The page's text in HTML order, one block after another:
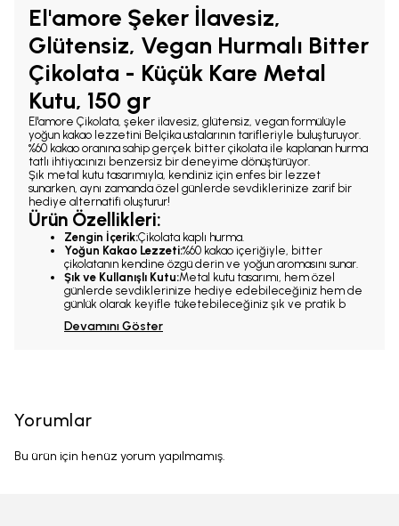
El'amore Şeker İlavesiz,
Glütensiz, Vegan Hurmalı Bitter
Çikolata - Küçük Kare Metal
Kutu, 150 gr
El'amore Çikolata, şeker ilavesiz, glütensiz, vegan formülüyle
yoğun kakao lezzetini Belçika ustalarının tarifleriyle buluşturuyor.
%60 kakao oranına sahip gerçek bitter çikolata ile kaplanan hurma
tatlı ihtiyacınızı benzersiz bir deneyime dönüştürüyor.
Şık metal kutu tasarımıyla, kendiniz için enfes bir lezzet
sunarken, aynı zamanda özel günlerde sevdiklerinize zarif bir
hediye alternatifi oluşturur!
Ürün Özellikleri:
Zengin İçerik:Çikolata kaplı hurma.
Yoğun Kakao Lezzeti:%60 kakao içeriğiyle, bitter
çikolatanın kendine özgü derin ve yoğun aromasını sunar.
Şık ve Kullanışlı Kutu:Metal kutu tasarımı, hem özel
günlerde sevdiklerinize hediye edebileceğiniz hem de
günlük olarak keyifle tüketebileceğiniz şık ve pratik b
Devamını Göster
Yorumlar
Bu ürün için henüz yorum yapılmamış.